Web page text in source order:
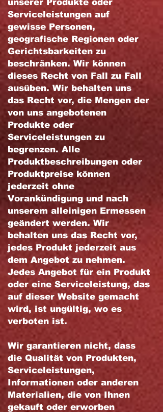
unserer Produkte oder
Serviceleistungen auf
gewisse Personen,
geografische Regionen oder
Gerichtsbarkeiten zu
beschränken. Wir können
dieses Recht von Fall zu Fall
ausüben. Wir behalten uns
das Recht vor, die Mengen der
von uns angebotenen
Produkte oder
Serviceleistungen zu
begrenzen. Alle
Produktbeschreibungen oder
Produktpreise können
jederzeit ohne
Vorankündigung und nach
unserem alleinigen Ermessen
geändert werden. Wir
behalten uns das Recht vor,
jedes Produkt jederzeit aus
dem Angebot zu nehmen.
Jedes Angebot für ein Produkt
oder eine Serviceleistung, das
auf dieser Website gemacht
wird, ist ungültig, wo es
verboten ist.
Wir garantieren nicht, dass
die Qualität von Produkten,
Serviceleistungen,
Informationen oder anderen
Materialien, die von Ihnen
gekauft oder erworben